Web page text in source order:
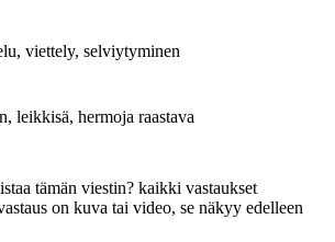
viettely, selviytyminen
leikkisä, hermoja raastava
tämän viestin? kaikki vastaukset
on kuva tai video, se näkyy edelleen